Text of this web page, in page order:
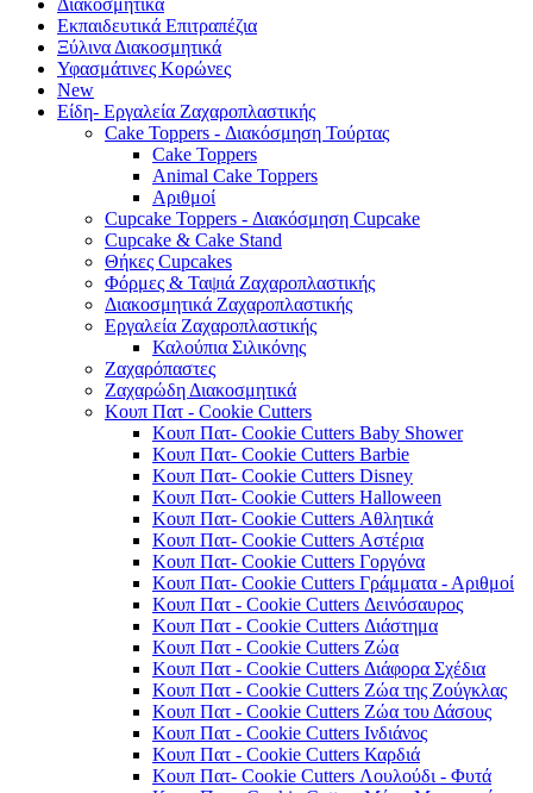
Εκπαιδευτικά Επιτραπέζια
Ξύλινα Διακοσμητικά
Υφασμάτινες Κορώνες
New
Είδη- Εργαλεία Ζαχαροπλαστικής
Cake Toppers - Διακόσμηση Τούρτας
Cake Toppers
Animal Cake Toppers
Αριθμοί
Cupcake Toppers - Διακόσμηση Cupcake
Cupcake & Cake Stand
Θήκες Cupcakes
Φόρμες & Ταψιά Ζαχαροπλαστικής
Διακοσμητικά Ζαχαροπλαστικής
Εργαλεία Ζαχαροπλαστικής
Καλούπια Σιλικόνης
Ζαχαρόπαστες
Ζαχαρώδη Διακοσμητικά
Κουπ Πατ - Cookie Cutters
Κουπ Πατ- Cookie Cutters Baby Shower
Κουπ Πατ- Cookie Cutters Barbie
Κουπ Πατ- Cookie Cutters Disney
Κουπ Πατ- Cookie Cutters Halloween
Κουπ Πατ- Cookie Cutters Αθλητικά
Κουπ Πατ- Cookie Cutters Αστέρια
Κουπ Πατ- Cookie Cutters Γοργόνα
Κουπ Πατ- Cookie Cutters Γράμματα - Αριθμοί
Κουπ Πατ - Cookie Cutters Δεινόσαυρος
Κουπ Πατ - Cookie Cutters Διάστημα
Κουπ Πατ - Cookie Cutters Ζώα
Κουπ Πατ - Cookie Cutters Διάφορα Σχέδια
Κουπ Πατ - Cookie Cutters Ζώα της Ζούγκλας
Κουπ Πατ - Cookie Cutters Ζώα του Δάσους
Κουπ Πατ - Cookie Cutters Ινδιάνος
Κουπ Πατ - Cookie Cutters Καρδιά
Κουπ Πατ- Cookie Cutters Λουλούδι - Φυτά